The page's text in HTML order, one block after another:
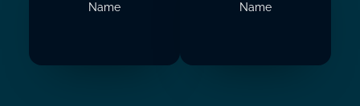
Name Name